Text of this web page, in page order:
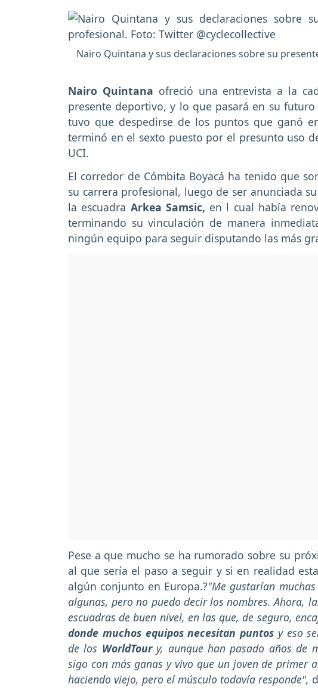
Nairo Quintana y sus declaraciones sobre su
Nairo Quintana ofreció una entrevista a la
presente deportivo, y lo que pasará en su
tuvo que despedirse de los puntos que ganó
terminó en el sexto puesto por el presunto uso
UCI.
El corredor de Cómbita Boyacá ha tenido que
su carrera profesional, luego de ser anunciada
la escuadra Arkea Samsic, en l cual había
terminando su vinculación de manera
ningún equipo para seguir disputando las más
Pese a que mucho se ha rumorado sobre su
al que sería el paso a seguir y si en realidad
algún conjunto en Europa.?"Me gustarían
algunas, pero no puedo decir los nombres. Ahora,
escuadras de buen nivel, en las que, de seguro,
donde muchos equipos necesitan puntos y eso
de los WorldTour y, aunque han pasado años de
sigo con más ganas y vivo que un joven de primer
haciendo viejo, pero el músculo todavía responde",